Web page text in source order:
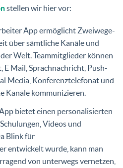
stellen wir hier vor:
App ermöglicht Zweiwege-
über sämtliche Kanäle und
Welt. Teammitglieder können
E Mail, Sprachnachricht, Push-
Media, Konferenztelefonat und
Kanäle kommunizieren.
bietet einen personalisierten
Videos und
Blink für
entwickelt wurde, kann man
von unterwegs vernetzen,